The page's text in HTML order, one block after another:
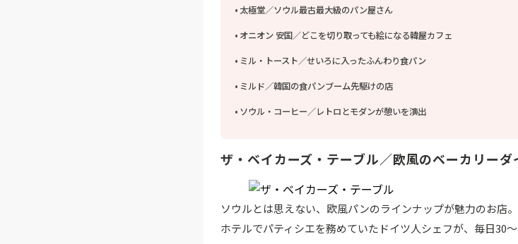
太極堂／ソウル最古最大級のパン屋さん
オニオン 安国／どこを切り取っても絵になる韓屋カフェ
ミル・トースト／せいろに入ったふんわり食パン
ミルド／韓国の食パンブーム先駆けの店
ソウル・コーヒー／レトロとモダンが憩いを演出
ザ・ベイカーズ・テーブル／欧風のベーカリーダ
ソウルとは思えない、欧風パンのラインナップが魅力のお店
ホテルでパティシエを務めていたドイツ人シェフが、毎日30